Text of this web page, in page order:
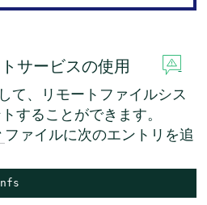
サービスの使用
て、リモートファイルシス
することができます。
ファイルに次のエントリを追